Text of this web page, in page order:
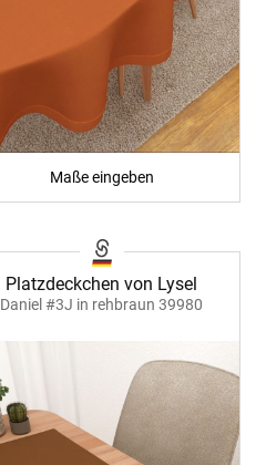
Maße eingeben
Platzdeckchen von Lysel
Daniel #3J in rehbraun 39980